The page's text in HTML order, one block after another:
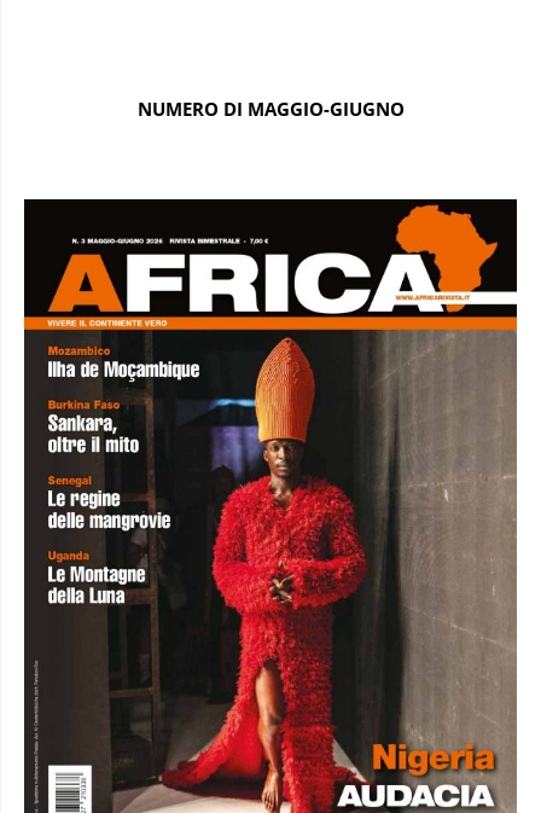
NUMERO DI MAGGIO-GIUGNO